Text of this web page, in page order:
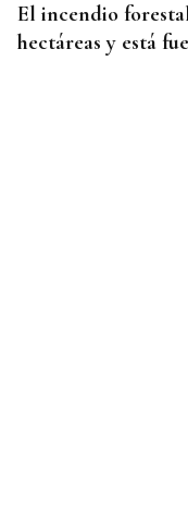
El incendio
hectáreas y está